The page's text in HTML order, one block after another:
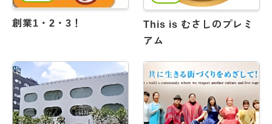
創業1・2・3！
This is むさしのプレミ
アム